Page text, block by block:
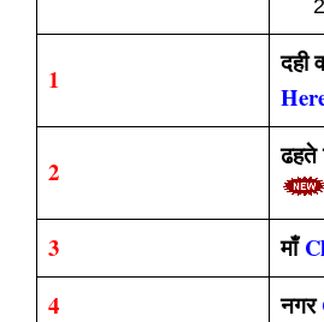
1
दही
2
ढहते
3 माँ
4
नगर